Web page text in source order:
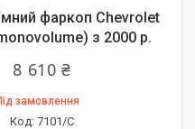
фаркоп Chevrolet
з 2000 р.
8 610 ₴
замовлення
7101/C